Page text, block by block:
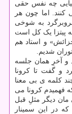
چه نفس حقی
کنند. اما چون هر
به شوخی
پیتزا یک کل است
و استاد هم
شدیم.
و آخرِ همان جلسه
و گفت تا کرونا
کلمه ی بی معنا
فهمیدم کرونا می
مان دیگر مثلِ قبل
در این سمینار